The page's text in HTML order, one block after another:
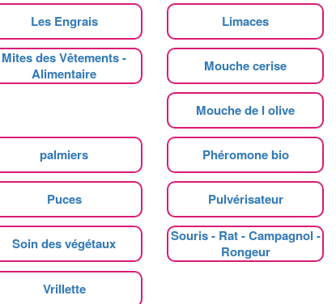
Les Engrais Limaces
Mites des Vêtements -
Alimentaire
Mouche cerise
Mouche de l olive
palmiers Phéromone bio
Puces Pulvérisateur
Soin des végétaux
Souris - Rat - Campagnol -
Rongeur
Vrillette